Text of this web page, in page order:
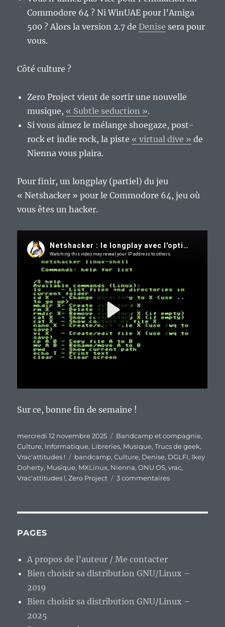
Commodore 64 ? Ni WinUAE pour l’Amiga
500 ? Alors la version 2.7 deDenise sera pour
vous.
Côté culture ?
Zero Project vient de sortir une nouvelle
musique, « Subtle seduction ».
Si vous aimez le mélange shoegaze, post-
rock et indie rock, la piste « virtual dive » de
Nienna vous plaira.
Pour finir, un longplay (partiel) du jeu
« Netshacker » pour le Commodore 64, jeu où
vous êtes un hacker.
Sur ce, bonne fin de semaine !
Publié
le
mercredi 12 novembre 2025 Catégories
Bandcamp et compagnie,
Culture, Informatique, Libreries, Musique,Trucs de geek,
Vrac'attitudes !
Étiquettes
bandcamp,Culture, Denise, DGLFI, Ikey
Doherty, Musique, MXLinux, Nienna,ONU OS,vrac,
Vrac'attitudes !,Zero Project 3 commentairessur
PAGES
A propos de l’auteur / Me contacter
Bien choisir sa distribution GNU/Linux –
2019
Bien choisir sa distribution GNU/Linux –
2025